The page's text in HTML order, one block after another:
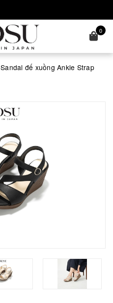
0
Sandal đế xuồng Ankle Strap